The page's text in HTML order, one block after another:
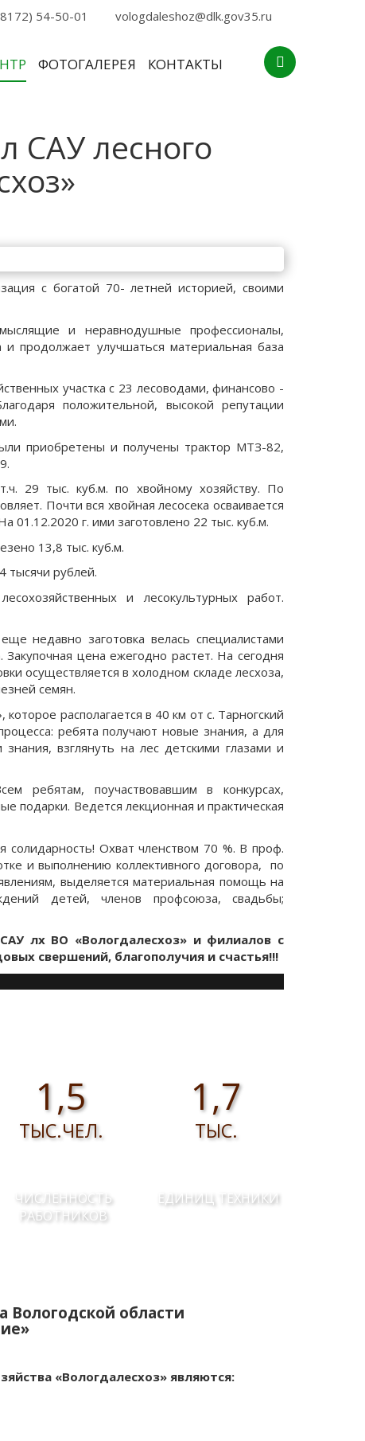
54-50-01 vologdaleshoz@dlk.gov35.ru
ФОТОГАЛЕРЕЯ КОНТАКТЫ
САУ лесного
с богатой 70- летней историей, своими
и неравнодушные профессионалы,
и продолжает улучшаться материальная база
участка с 23 лесоводами, финансово -
положительной, высокой репутации
приобретены и получены трактор МТЗ-82,
29 тыс. куб.м. по хвойному хозяйству. По
Почти вся хвойная лесосека осваивается
01.12.2020 г. ими заготовлено 22 тыс. куб.м.
13,8 тыс. куб.м.
тысячи рублей.
и лесокультурных работ.
недавно заготовка велась специалистами
Закупочная цена ежегодно растет. На сегодня
осуществляется в холодном складе лесхоза,
семян.
располагается в 40 км от с. Тарногский
ребята получают новые знания, а для
взглянуть на лес детскими глазами и
ребятам, поучаствовавшим в конкурсах,
подарки. Ведется лекционная и практическая
Охват членством 70 %. В проф.
и выполнению коллективного договора, по
выделяется материальная помощь на
детей, членов профсоюза, свадьбы;
лх ВО «Вологдалесхоз» и филиалов с
свершений, благополучия и счастья!!!
1,5
ТЫС.ЧЕЛ.
ЧИСЛЕННОСТЬ
РАБОТНИКОВ
1,7
ТЫС.
ЕДИНИЦ ТЕХНИКИ
Вологодской области
«Вологдалесхоз» являются: